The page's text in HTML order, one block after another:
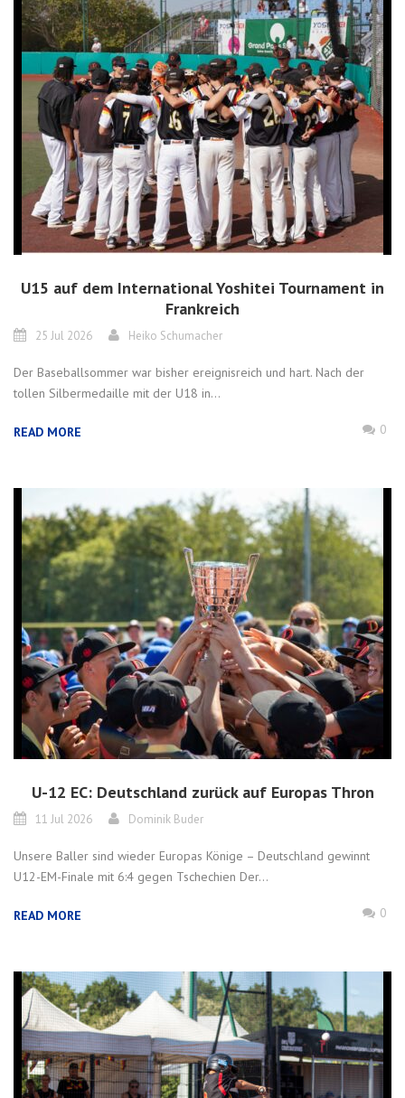
U15 auf dem International Yoshitei Tournament in
Frankreich
25 Jul 2026 Heiko Schumacher
Der Baseballsommer war bisher ereignisreich und hart. Nach der
tollen Silbermedaille mit der U18 in...
READ MORE 0
U-12 EC: Deutschland zurück auf Europas Thron
11 Jul 2026 Dominik Buder
Unsere Baller sind wieder Europas Könige – Deutschland gewinnt
U12-EM-Finale mit 6:4 gegen Tschechien Der...
READ MORE 0